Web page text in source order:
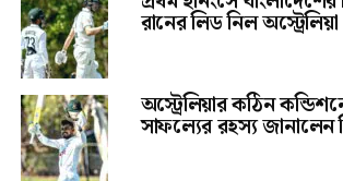
রানের লিড নিল অস্ট্রেলিয়া
অস্ট্রেলিয়ার কঠিন
সাফল্যের রহস্য জানালেন